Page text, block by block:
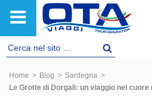
Home > Blog > Sardegna >
Le Grotte di Dorgali: un viaggio nel